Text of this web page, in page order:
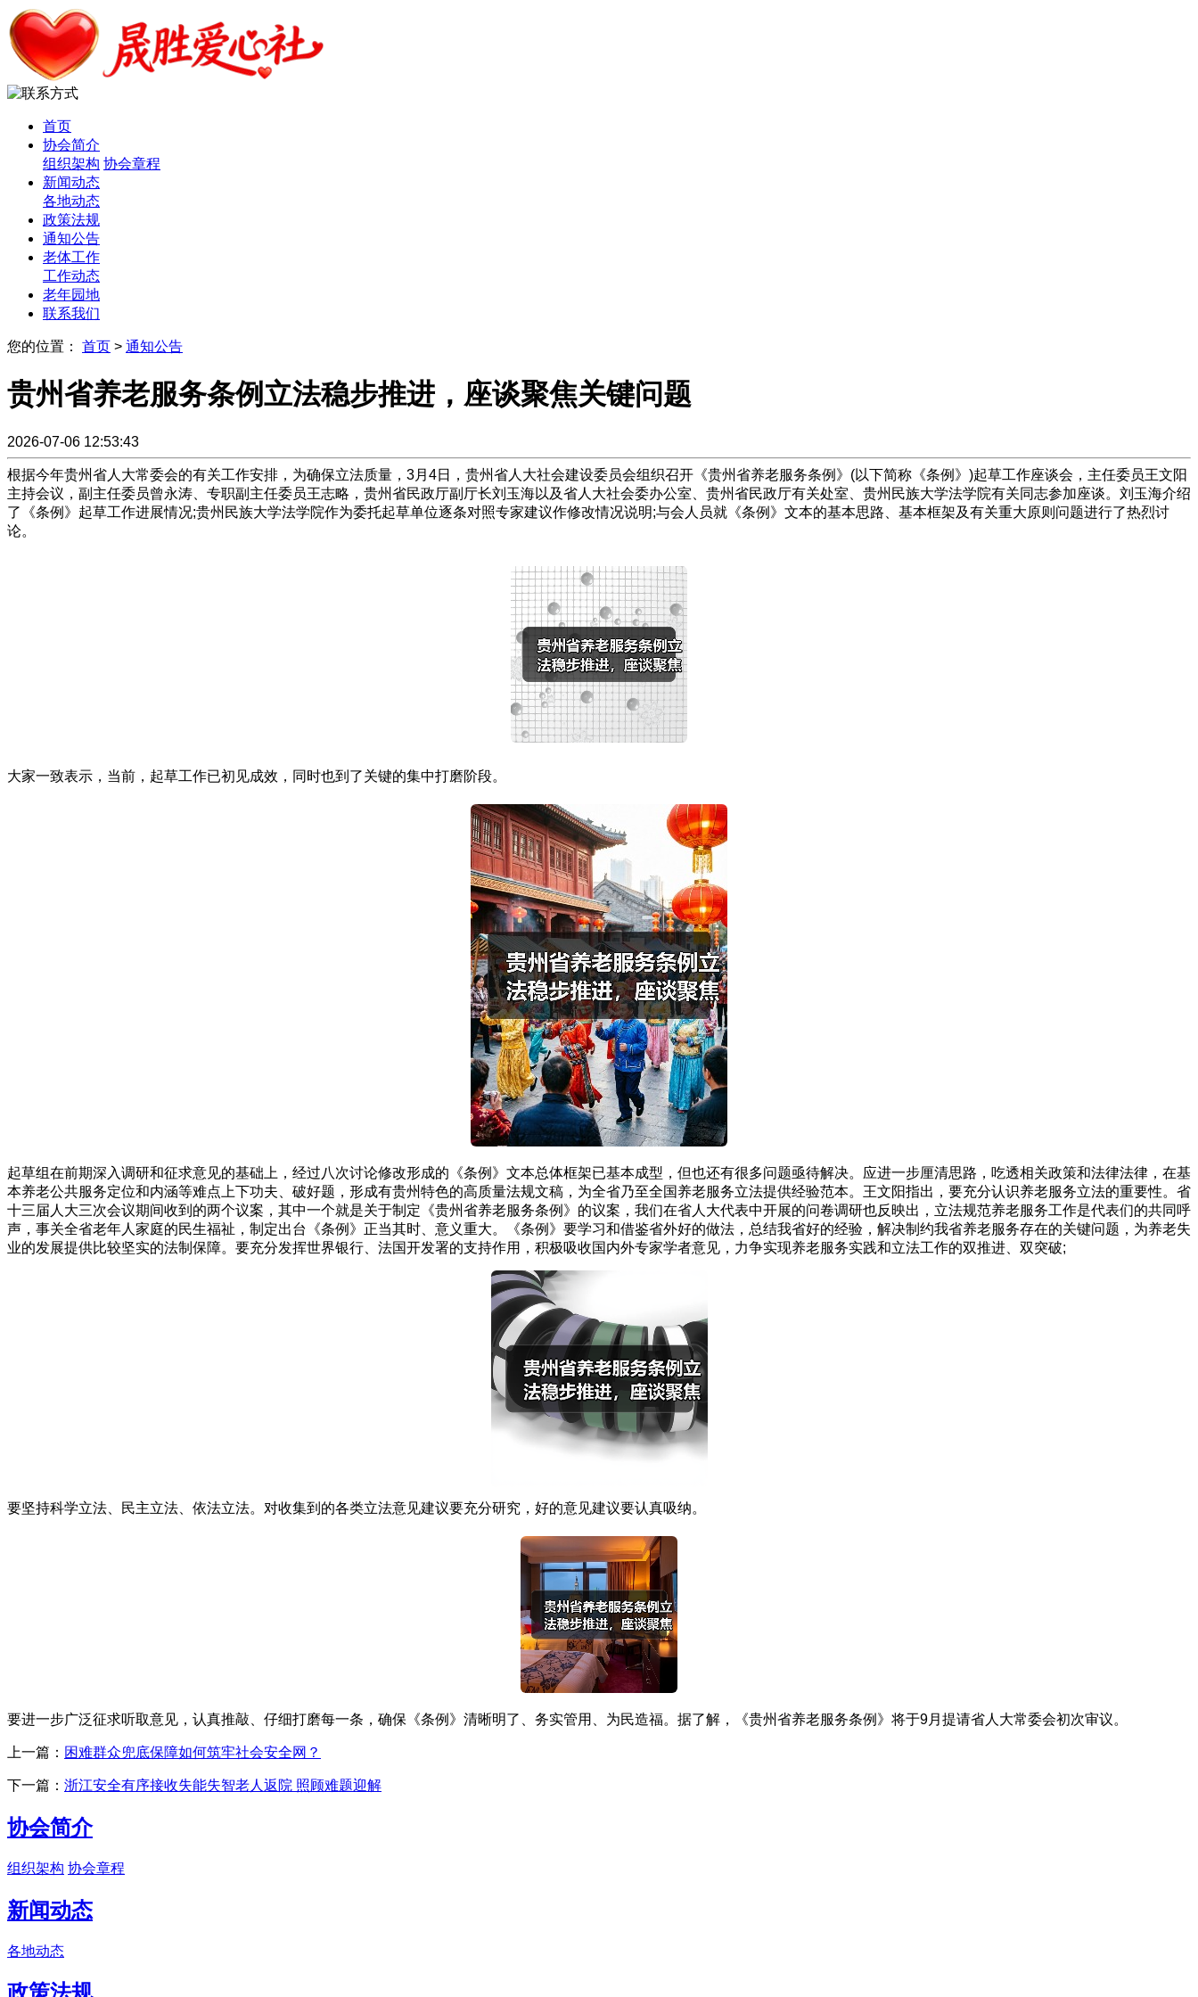
首页
协会简介
组织架构 协会章程
新闻动态
各地动态
政策法规
通知公告
老体工作
工作动态
老年园地
联系我们
您的位置： 首页 > 通知公告
贵州省养老服务条例立法稳步推进，座谈聚焦关键问题
2026-07-06 12:53:43
根据今年贵州省人大常委会的有关工作安排，为确保立法质量，3月4日，贵州省人大社会建设委员会组织召开《贵州省养老服务条例》(以下简称《条例》)起草工作座谈会，主任委员王文阳
主持会议，副主任委员曾永涛、专职副主任委员王志略，贵州省民政厅副厅长刘玉海以及省人大社会委办公室、贵州省民政厅有关处室、贵州民族大学法学院有关同志参加座谈。刘玉海介绍
了《条例》起草工作进展情况;贵州民族大学法学院作为委托起草单位逐条对照专家建议作修改情况说明;与会人员就《条例》文本的基本思路、基本框架及有关重大原则问题进行了热烈讨
论。
大家一致表示，当前，起草工作已初见成效，同时也到了关键的集中打磨阶段。
起草组在前期深入调研和征求意见的基础上，经过八次讨论修改形成的《条例》文本总体框架已基本成型，但也还有很多问题亟待解决。应进一步厘清思路，吃透相关政策和法律法律，在基
本养老公共服务定位和内涵等难点上下功夫、破好题，形成有贵州特色的高质量法规文稿，为全省乃至全国养老服务立法提供经验范本。王文阳指出，要充分认识养老服务立法的重要性。省
十三届人大三次会议期间收到的两个议案，其中一个就是关于制定《贵州省养老服务条例》的议案，我们在省人大代表中开展的问卷调研也反映出，立法规范养老服务工作是代表们的共同呼
声，事关全省老年人家庭的民生福祉，制定出台《条例》正当其时、意义重大。《条例》要学习和借鉴省外好的做法，总结我省好的经验，解决制约我省养老服务存在的关键问题，为养老失
业的发展提供比较坚实的法制保障。要充分发挥世界银行、法国开发署的支持作用，积极吸收国内外专家学者意见，力争实现养老服务实践和立法工作的双推进、双突破;
要坚持科学立法、民主立法、依法立法。对收集到的各类立法意见建议要充分研究，好的意见建议要认真吸纳。
要进一步广泛征求听取意见，认真推敲、仔细打磨每一条，确保《条例》清晰明了、务实管用、为民造福。据了解，《贵州省养老服务条例》将于9月提请省人大常委会初次审议。
上一篇： 困难群众兜底保障如何筑牢社会安全网？
下一篇： 浙江安全有序接收失能失智老人返院 照顾难题迎解
协会简介
组织架构 协会章程
新闻动态
各地动态